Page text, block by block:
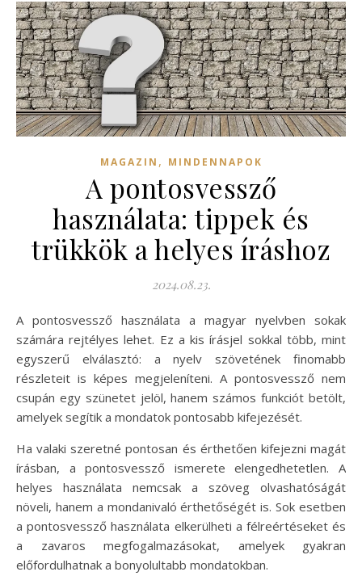
MAGAZIN , MINDENNAPOK
A pontosvessző
használata: tippek és
trükkök a helyes íráshoz
2024.08.23.
A pontosvessző használata a magyar nyelvben sokak
számára rejtélyes lehet. Ez a kis írásjel sokkal több, mint
egyszerű elválasztó: a nyelv szövetének finomabb
részleteit is képes megjeleníteni. A pontosvessző nem
csupán egy szünetet jelöl, hanem számos funkciót betölt,
amelyek segítik a mondatok pontosabb kifejezését.
Ha valaki szeretné pontosan és érthetően kifejezni magát
írásban, a pontosvessző ismerete elengedhetetlen. A
helyes használata nemcsak a szöveg olvashatóságát
növeli, hanem a mondanivaló érthetőségét is. Sok esetben
a pontosvessző használata elkerülheti a félreértéseket és
a zavaros megfogalmazásokat, amelyek gyakran
előfordulhatnak a bonyolultabb mondatokban.